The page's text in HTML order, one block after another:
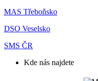
MAS Třeboňsko
DSO Veselsko
SMS ČR
Kde nás najdete